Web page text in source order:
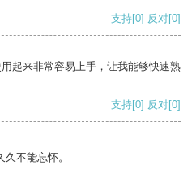
支持[0] 反对[0]
起来非常容易上手，让我能够快速熟
支持[0] 反对[0]
不能忘怀。